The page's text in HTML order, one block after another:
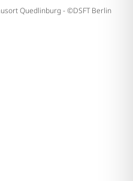
Quedlinburg - ©DSFT Berlin